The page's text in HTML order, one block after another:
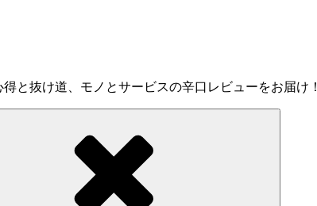
と抜け道、モノとサービスの辛口レビューをお届け！